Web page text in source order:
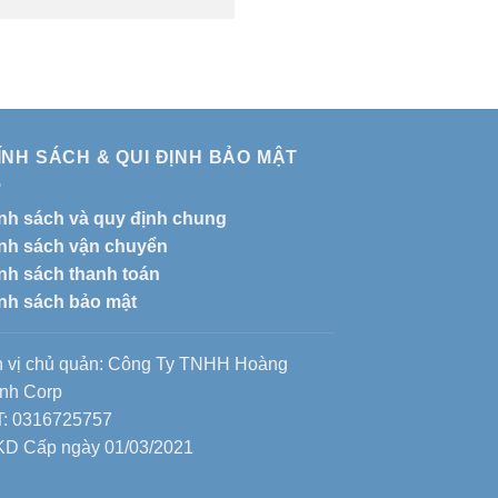
SÁCH & QUI ĐỊNH BẢO MẬT
sách và quy định chung
sách vận chuyển
sách thanh toán
sách bảo mật
chủ quản: Công Ty TNHH Hoàng
Corp
0316725757
Cấp ngày 01/03/2021